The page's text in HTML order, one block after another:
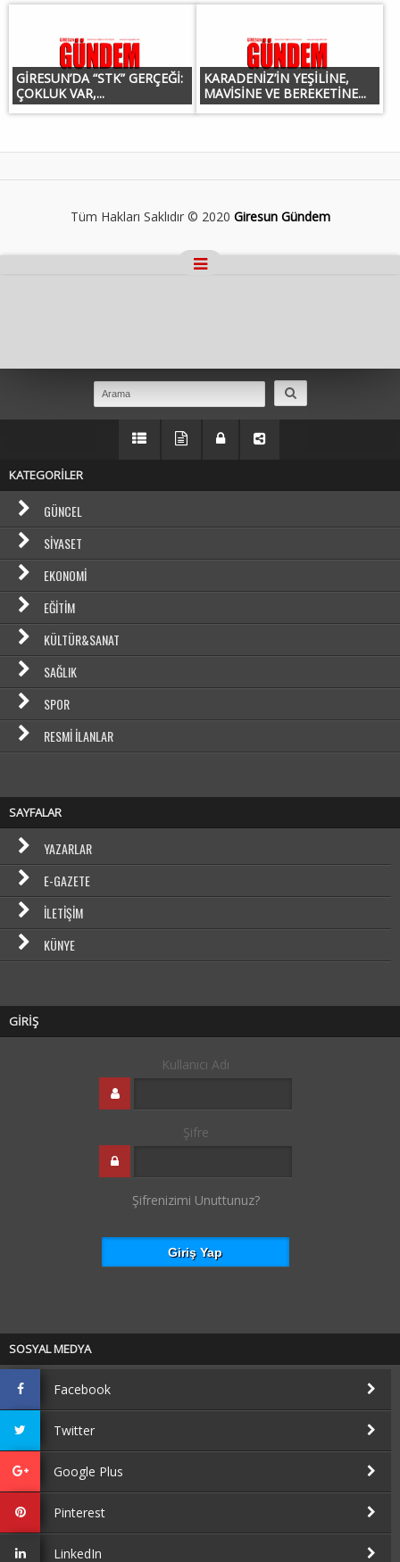
GİRESUN’DA “STK” GERÇEĞİ:
ÇOKLUK VAR,...
KARADENİZ’İN YEŞİLİNE,
MAVİSİNE VE BEREKETİNE...
Tüm Hakları Saklıdır © 2020 Giresun Gündem
KATEGORİLER
GÜNCEL
SIYASET
EKONOMI
EĞITIM
KÜLTÜR&SANAT
SAĞLIK
SPOR
RESMI İLANLAR
SAYFALAR
YAZARLAR
E-GAZETE
İLETIŞIM
KÜNYE
GİRİŞ
Kullanıcı Adı
Şifre
Şifrenizimi Unuttunuz?
SOSYAL MEDYA
Facebook
Twitter
Google Plus
Pinterest
LinkedIn